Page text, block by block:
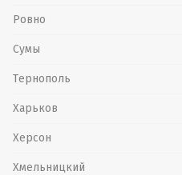
Ровно
Сумы
Тернополь
Харьков
Херсон
Хмельницкий